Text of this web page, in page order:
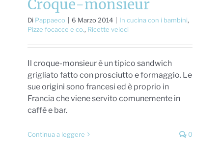
Croque-monsieur
Di Pappaeco | 6 Marzo 2014 | In cucina con i bambini,
Pizze focacce e co., Ricette veloci
Il croque-monsieur è un tipico sandwich
grigliato fatto con prosciutto e formaggio. Le
sue origini sono francesi ed è proprio in
Francia che viene servito comunemente in
caffè e bar.
Continua a leggere 0